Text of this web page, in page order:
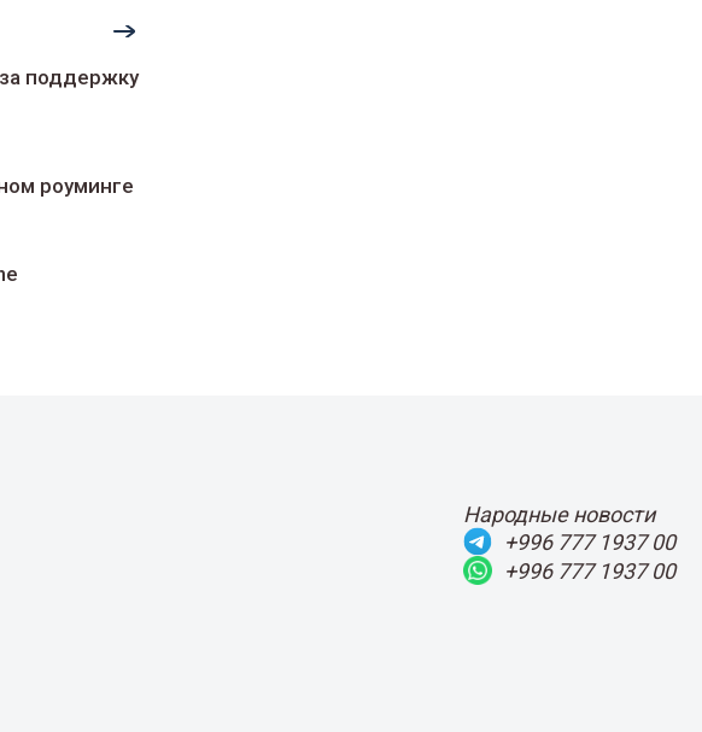
поддержку
роуминге
Народные новости
+996 777 1937 00
+996 777 1937 00